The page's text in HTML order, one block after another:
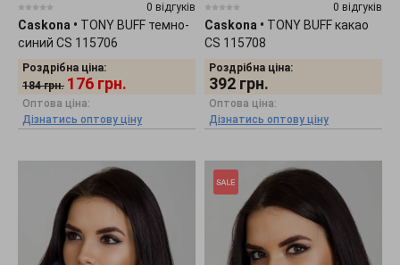
0 відгуків
Caskona • TONY BUFF темно-
синий CS 115706
Роздрібна ціна:
184 грн. 176 грн.
Оптова ціна:
Дізнатись оптову ціну
0 відгуків
Caskona • TONY BUFF какао
CS 115708
Роздрібна ціна:
392 грн.
Оптова ціна:
Дізнатись оптову ціну